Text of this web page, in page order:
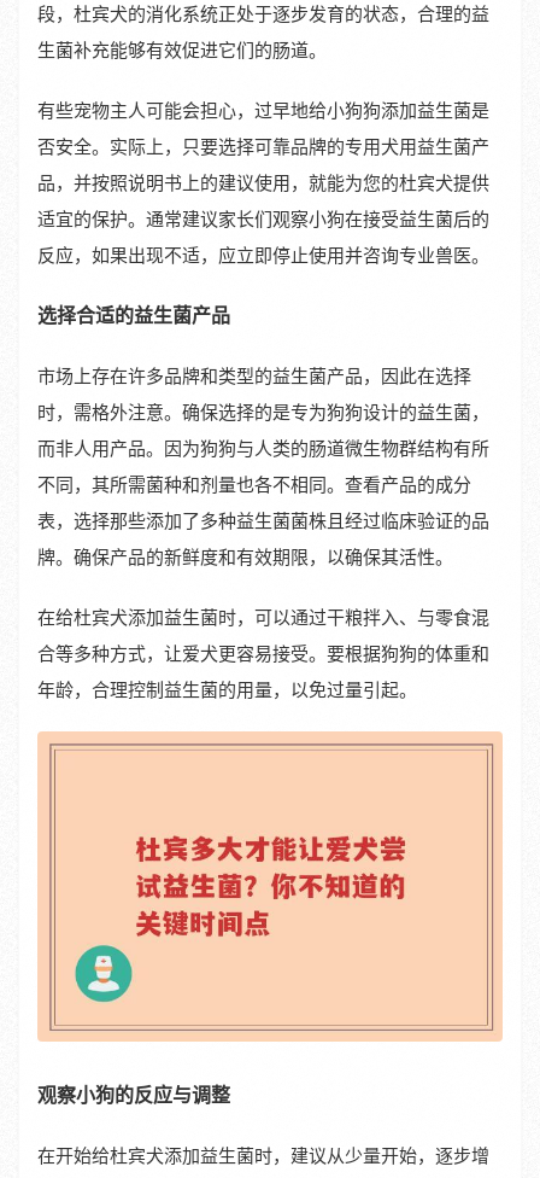
段，杜宾犬的消化系统正处于逐步发育的状态，合理的益
生菌补充能够有效促进它们的肠道。
有些宠物主人可能会担心，过早地给小狗狗添加益生菌是
否安全。实际上，只要选择可靠品牌的专用犬用益生菌产
品，并按照说明书上的建议使用，就能为您的杜宾犬提供
适宜的保护。通常建议家长们观察小狗在接受益生菌后的
反应，如果出现不适，应立即停止使用并咨询专业兽医。
选择合适的益生菌产品
市场上存在许多品牌和类型的益生菌产品，因此在选择
时，需格外注意。确保选择的是专为狗狗设计的益生菌，
而非人用产品。因为狗狗与人类的肠道微生物群结构有所
不同，其所需菌种和剂量也各不相同。查看产品的成分
表，选择那些添加了多种益生菌菌株且经过临床验证的品
牌。确保产品的新鲜度和有效期限，以确保其活性。
在给杜宾犬添加益生菌时，可以通过干粮拌入、与零食混
合等多种方式，让爱犬更容易接受。要根据狗狗的体重和
年龄，合理控制益生菌的用量，以免过量引起。
观察小狗的反应与调整
在开始给杜宾犬添加益生菌时，建议从少量开始，逐步增